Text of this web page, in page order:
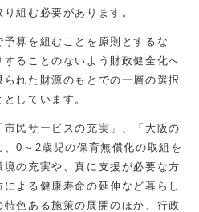
組む必要があります。
算を組むことを原則とするな
ることのないよう財政健全化へ
れた財源のもとでの一層の選択
しています。
民サービスの充実」、「大阪の
0～2歳児の保育無償化の取組を
の充実や、真に支援が必要な方
よる健康寿命の延伸など暮らし
色ある施策の展開のほか、行政